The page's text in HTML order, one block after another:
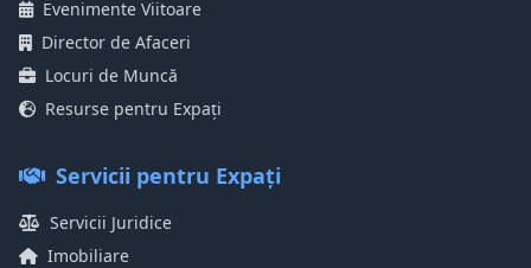
Evenimente Viitoare
Director de Afaceri
Locuri de Muncă
Resurse pentru Expați
Servicii pentru Expați
Servicii Juridice
Imobiliare